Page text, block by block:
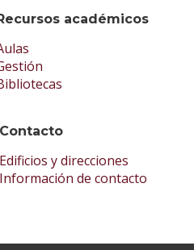
académicos
Contacto
Edificios y direcciones
Información de contacto